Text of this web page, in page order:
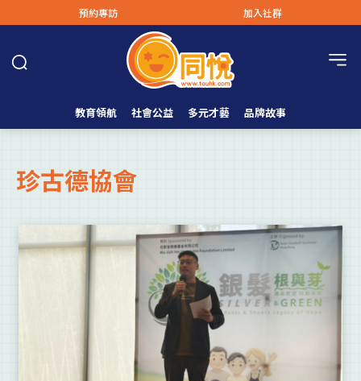
預約專訪 加入社群
教育領航 社會公益 多元才藝 品牌故事
珍古德協會